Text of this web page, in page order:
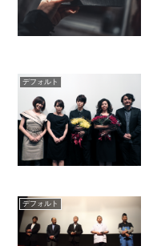
デフォルト
デフォルト